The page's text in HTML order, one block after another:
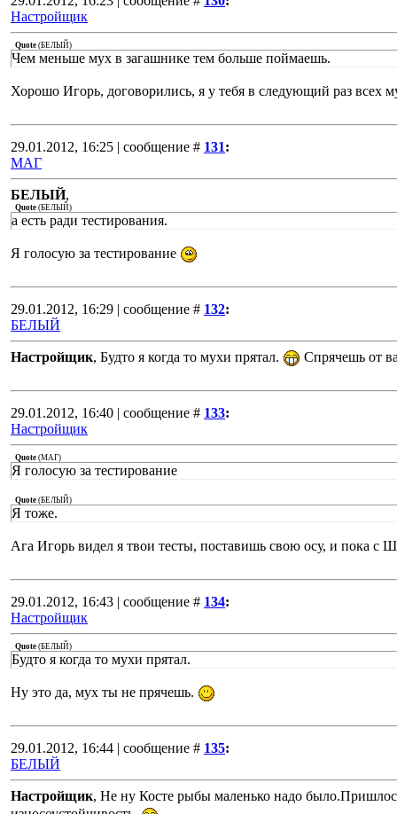
Настройщик
Quote (БЕЛЫЙ)
Чем меньше мух в загашнике тем больше поймаешь.
Хорошо Игорь, договорились, я у тебя в следующий раз всех
29.01.2012, 16:25 | сообщение # 131:
МАГ
БЕЛЫЙ,
Quote (БЕЛЫЙ)
а есть ради тестирования.
Я голосую за тестирование
29.01.2012, 16:29 | сообщение # 132:
БЕЛЫЙ
Настройщик, Будто я когда то мухи прятал. Спрячешь от
29.01.2012, 16:40 | сообщение # 133:
Настройщик
Quote (МАГ)
Я голосую за тестирование
Quote (БЕЛЫЙ)
Я тоже.
Ага Игорь видел я твои тесты, поставишь свою осу, и пока с
29.01.2012, 16:43 | сообщение # 134:
Настройщик
Quote (БЕЛЫЙ)
Будто я когда то мухи прятал.
Ну это да, мух ты не прячешь.
29.01.2012, 16:44 | сообщение # 135:
БЕЛЫЙ
Настройщик, Не ну Косте рыбы маленько надо